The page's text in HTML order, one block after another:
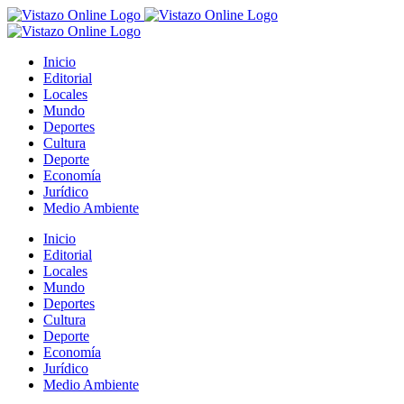
Saltar
al
Inicio
Editorial
Locales
Mundo
Deportes
Cultura
Deporte
Economía
Jurídico
Medio Ambiente
Inicio
Editorial
Locales
Mundo
Deportes
Cultura
Deporte
Economía
Jurídico
Medio Ambiente